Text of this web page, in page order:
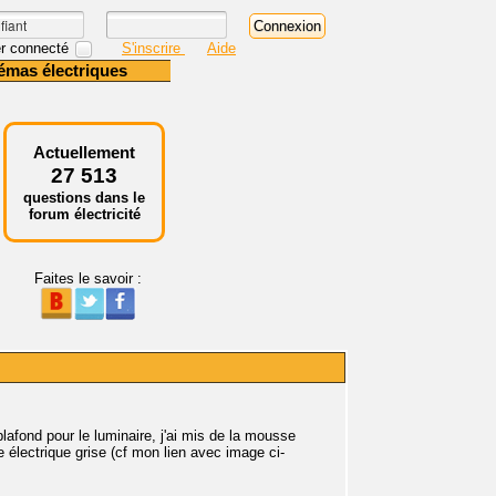
connecté S'inscrire Aide
électriques
Actuellement
27 513
questions dans le
forum électricité
Faites le savoir :
pour le luminaire, j'ai mis de la mousse
grise (cf mon lien avec image ci-